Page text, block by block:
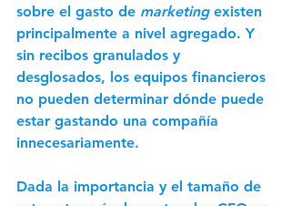
sobre el gasto de marketing existen
principalmente a nivel agregado. Y
sin recibos granulados y
desglosados, los equipos financieros
no pueden determinar dónde puede
estar gastando una compañía
innecesariamente.
Dada la importancia y el tamaño de